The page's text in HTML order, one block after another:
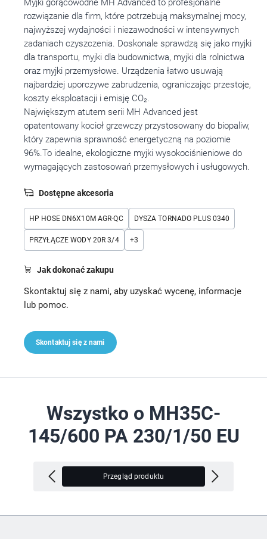
Myjki gorącowodne MH Advanced to profesjonalne
rozwiązanie dla firm, które potrzebują maksymalnej mocy,
najwyższej wydajności i niezawodności w intensywnych
zadaniach czyszczenia. Doskonale sprawdzą się jako myjki
dla transportu, myjki dla budownictwa, myjki dla rolnictwa
oraz myjki przemysłowe. Urządzenia łatwo usuwają
najbardziej uporczywe zabrudzenia, ograniczając przestoje,
koszty eksploatacji i emisję CO₂.
Największym atutem serii MH Advanced jest
opatentowany kocioł grzewczy przystosowany do biopaliw,
który zapewnia sprawność energetyczną na poziomie
96%.To idealne, ekologiczne myjki wysokociśnieniowe do
wymagających zastosowań przemysłowych i usługowych.
Dostępne akcesoria
HP HOSE DN6X10M AGR-QC DYSZA TORNADO PLUS 0340
PRZYŁĄCZE WODY 20R 3/4 +3
Jak dokonać zakupu
Skontaktuj się z nami, aby uzyskać wycenę, informacje
lub pomoc.
Skontaktuj się z nami
Wszystko o MH35C-
145/600 PA 230/1/50 EU
Przegląd produktu